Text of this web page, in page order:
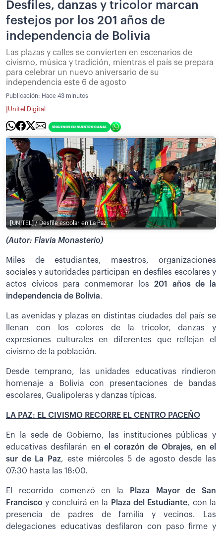
Desfiles, danzas y tricolor marcan
festejos por los 201 años de
independencia de Bolivia
Las plazas y calles se convierten en escenarios de
civismo, música y tradición, mientras el país se prepara
para celebrar un nuevo aniversario de su
independencia este 6 de agosto
Publicación: Hace 43 minutos
Unitel Digital
[UNITEL] / Desfile escolar en La Paz.
(Autor: Flavia Monasterio)
Miles de estudiantes, maestros, organizaciones
sociales y autoridades participan en desfiles escolares y
actos cívicos para conmemorar los 201 años de la
independencia de Bolivia.
Las avenidas y plazas en distintas ciudades del país se
llenan con los colores de la tricolor, danzas y
expresiones culturales en diferentes que reflejan el
civismo de la población.
Desde temprano, las unidades educativas rindieron
homenaje a Bolivia con presentaciones de bandas
escolares, Gualipoleras y danzas típicas.
LA PAZ: EL CIVISMO RECORRE EL CENTRO PACEÑO
En la sede de Gobierno, las instituciones públicas y
educativas desfilarán en el corazón de Obrajes, en el
sur de La Paz, este miércoles 5 de agosto desde las
07:30 hasta las 18:00.
El recorrido comenzó en la
Plaza Mayor de San
Francisco y concluirá en la Plaza del Estudiante, con la
presencia de padres de familia y vecinos. Las
delegaciones educativas desfilaron con paso firme y